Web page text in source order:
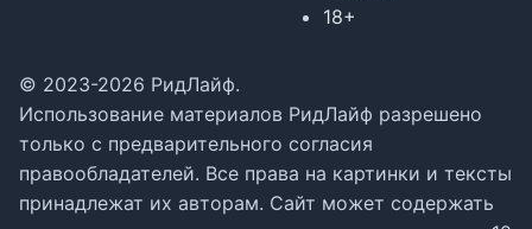
18+
© 2023-2026 РидЛайф.
Использование материалов РидЛайф разрешено
только с предварительного согласия
правообладателей. Все права на картинки и тексты
принадлежат их авторам. Сайт может содержать